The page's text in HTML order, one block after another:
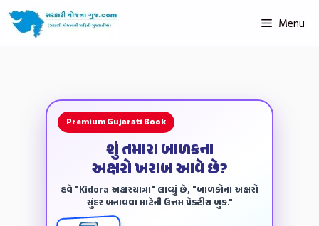
Menu
Premium Gujarati Book
શું તમારા બાળકના
અક્ષરો ખરાબ આવે છે?
હવે "Kidora અક્ષરયાત્રા" લાવ્યું છે, "બાળકોના અક્ષરો
સુંદર બનાવવા માટેની ઉત્તમ પ્રેક્ટીસ બુક."